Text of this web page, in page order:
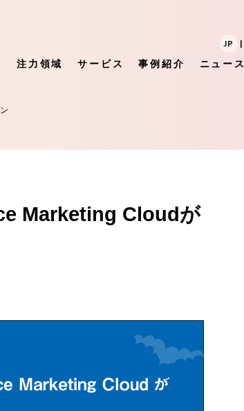
JP |
注力領域 サービス 事例紹介 ニュース
Marketing Cloudが